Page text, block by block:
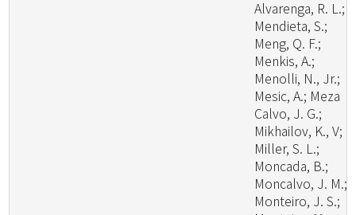
Alvarenga, R. L.;
Mendieta, S.;
Meng, Q. F.;
Menkis, A.;
Menolli, N., Jr.;
Mesic, A.; Meza
Calvo, J. G.;
Mikhailov, K., V;
Miller, S. L.;
Moncada, B.;
Moncalvo, J. M.;
Monteiro, J. S.;